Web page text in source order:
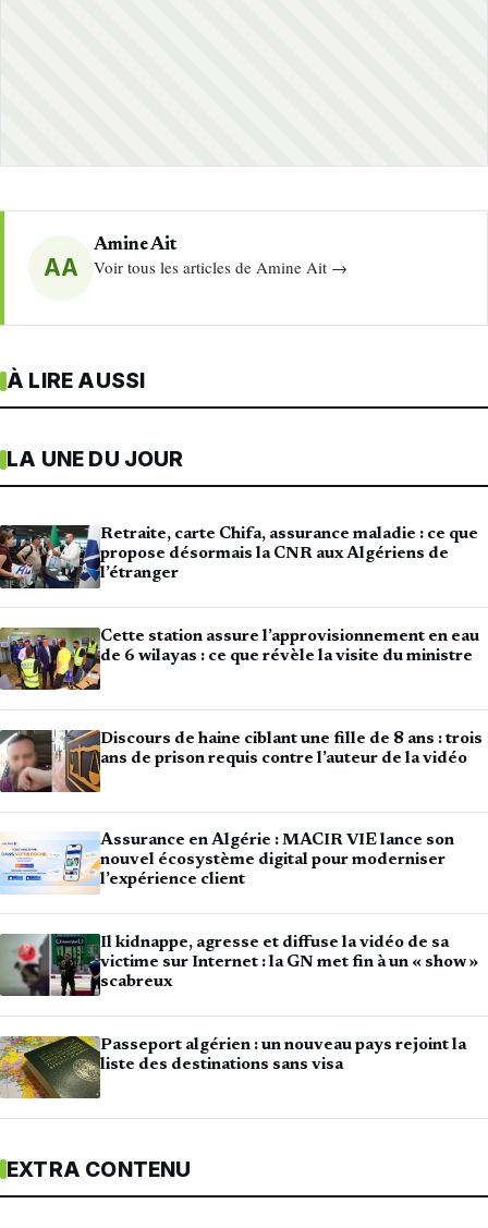
AA
Amine Ait
Voir tous les articles de Amine Ait →
À LIRE AUSSI
LA UNE DU JOUR
Retraite, carte Chifa, assurance maladie : ce que
propose désormais la CNR aux Algériens de
l’étranger
Cette station assure l’approvisionnement en eau
de 6 wilayas : ce que révèle la visite du ministre
Discours de haine ciblant une fille de 8 ans : trois
ans de prison requis contre l’auteur de la vidéo
Assurance en Algérie : MACIR VIE lance son
nouvel écosystème digital pour moderniser
l’expérience client
Il kidnappe, agresse et diffuse la vidéo de sa
victime sur Internet : la GN met fin à un « show »
scabreux
Passeport algérien : un nouveau pays rejoint la
liste des destinations sans visa
EXTRA CONTENU